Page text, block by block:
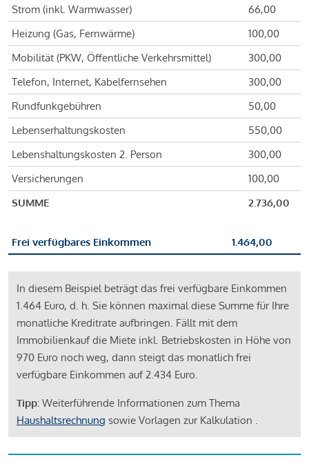
Strom (inkl. Warmwasser)
66,00
Heizung (Gas, Fernwärme)
100,00
Mobilität (PKW, Öffentliche Verkehrsmittel)
300,00
Telefon, Internet, Kabelfernsehen
300,00
Rundfunkgebühren
50,00
Lebenserhaltungskosten
550,00
Lebenshaltungskosten 2. Person
300,00
Versicherungen
100,00
SUMME
2.736,00
Frei verfügbares Einkommen 1.464,00
In diesem Beispiel beträgt das frei verfügbare Einkommen
1.464 Euro, d. h. Sie können maximal diese Summe für Ihre
monatliche Kreditrate aufbringen. Fällt mit dem
Immobilienkauf die Miete inkl. Betriebskosten in Höhe von
970 Euro noch weg, dann steigt das monatlich frei
verfügbare Einkommen auf 2.434 Euro.
Tipp: Weiterführende Informationen zum Thema
Haushaltsrechnung sowie Vorlagen zur Kalkulation .